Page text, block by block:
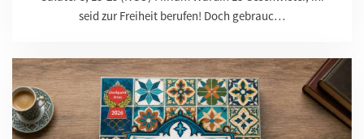
seid zur Freiheit berufen! Doch gebrauc…